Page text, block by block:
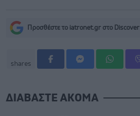
Προσθέστε το iatronet.gr στο Discover
shares
ΔΙΑΒΑΣΤΕ ΑΚΟΜΑ